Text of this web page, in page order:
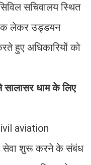
सचिवालय स्थित
लेकर उड्डयन
हुए अधिकारियों को
धाम के लिए
aviation
सेवा शुरू करने के संबंध